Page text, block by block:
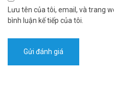
để giám sát người già và trẻ em
những tác vụ chuyên biệt hơn.
Lưu tên của tôi, email, và trang
bình luận kế tiếp của tôi.